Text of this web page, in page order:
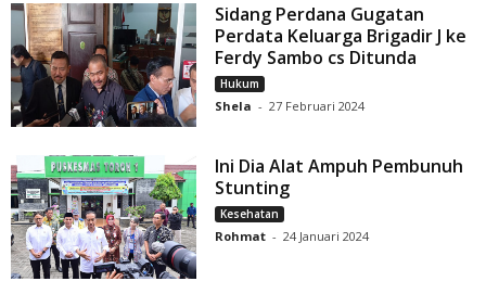
Sidang Perdana Gugatan
Perdata Keluarga Brigadir J ke
Ferdy Sambo cs Ditunda
Hukum
Shela - 27 Februari 2024
Ini Dia Alat Ampuh Pembunuh
Stunting
Kesehatan
Rohmat - 24 Januari 2024